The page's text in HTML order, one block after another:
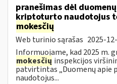
pranešimas dėl
kriptoturto naudotojus
mokesčių
Web turinio sąrašas 2025-
Informuojame, kad 2025 m.
mokesčių inspekcijos
patvirtintas „Duomenų
naudotojus...